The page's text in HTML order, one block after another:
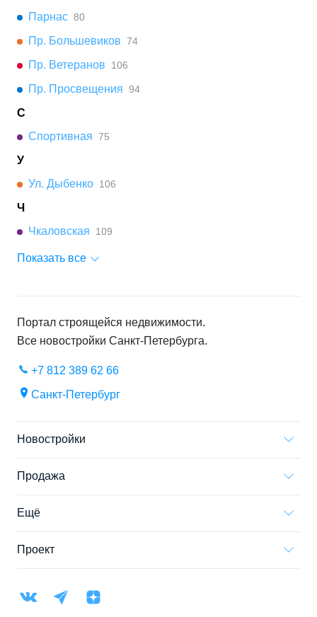
Парнас 80
Пр. Большевиков 74
Пр. Ветеранов 106
Пр. Просвещения 94
С
Спортивная 75
У
Ул. Дыбенко 106
Ч
Чкаловская
109
Показать все
Портал строящейся недвижимости.
Все новостройки Санкт-Петербурга.
+7 812 389 62 66
Санкт-Петербург
Новостройки
Продажа
Ещё
Проект